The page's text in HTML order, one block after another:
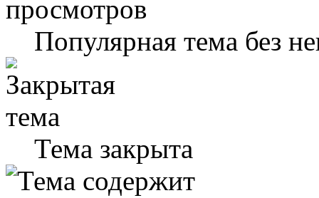
Популярная тема без
Тема закрыта